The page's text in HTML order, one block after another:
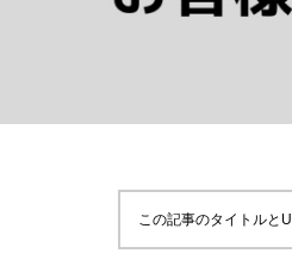
この記事のタイトルと